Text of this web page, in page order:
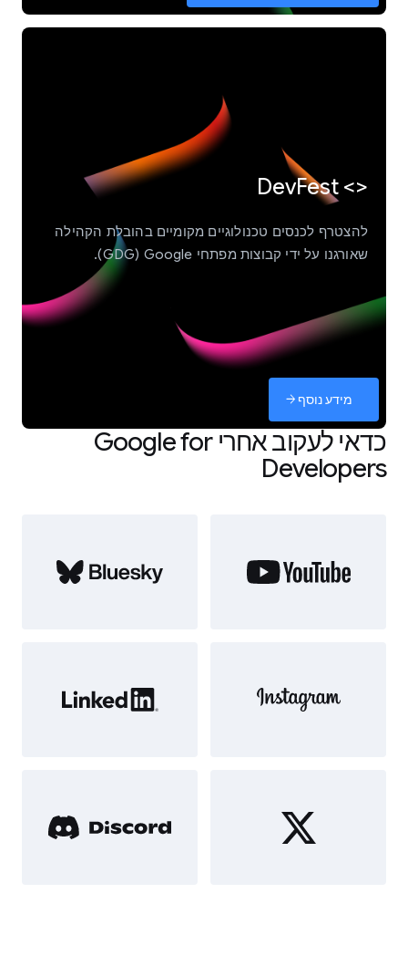
<> DevFest
להצטרף לכנסים טכנולוגיים מקומיים בהובלת הקהילה
שאורגנו על ידי קבוצות מפתחי Google‏ (GDG).
מידע נוסף arrow_forward
כדאי לעקוב אחרי Google for
Developers